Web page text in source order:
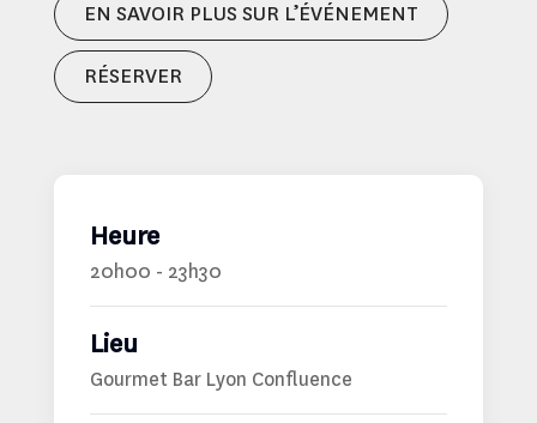
EN SAVOIR PLUS SUR L’ÉVÉNEMENT
RÉSERVER
Heure
20h00 - 23h30
Lieu
Gourmet Bar Lyon Confluence